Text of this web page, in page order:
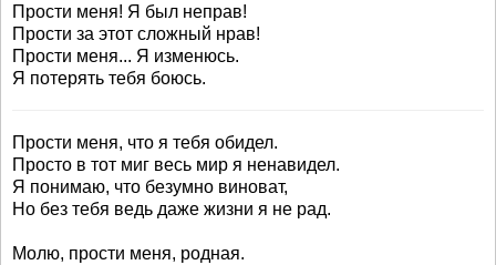
Прости меня! Я был неправ!
Прости за этот сложный нрав!
Прости меня... Я изменюсь.
Я потерять тебя боюсь.
Прости меня, что я тебя обидел.
Просто в тот миг весь мир я ненавидел.
Я понимаю, что безумно виноват,
Но без тебя ведь даже жизни я не рад.
Молю, прости меня, родная.